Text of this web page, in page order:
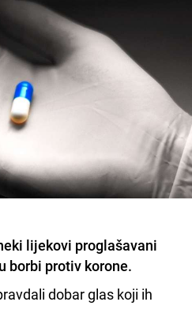
lijekovi proglašavani
borbi protiv korone.
dobar glas koji ih